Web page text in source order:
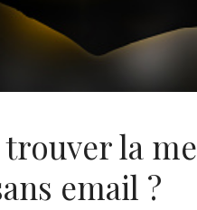
la
email ?